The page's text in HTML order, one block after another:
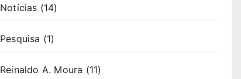
Notícias (14)
Pesquisa (1)
Reinaldo A. Moura (11)